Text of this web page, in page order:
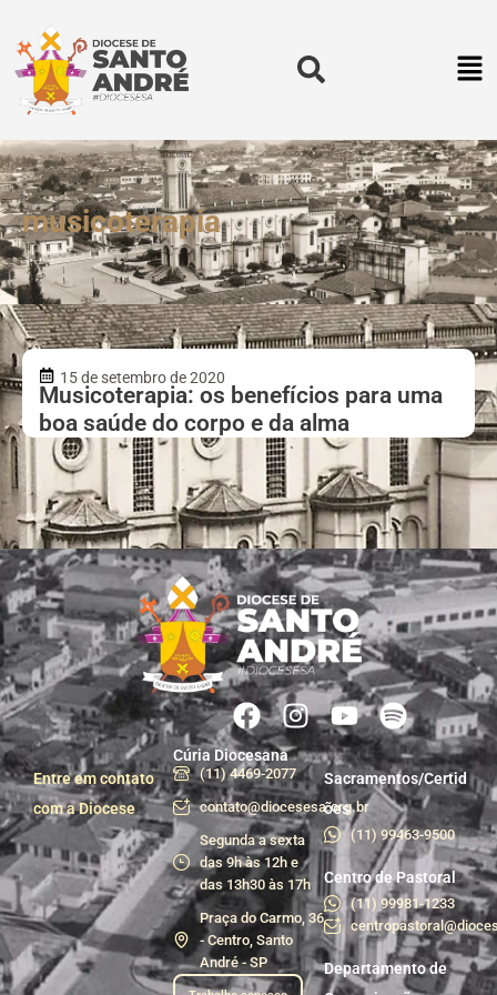
musicoterapia
15 de setembro de 2020
Musicoterapia: os benefícios para uma
boa saúde do corpo e da alma
Entre em contato
com a Diocese
Cúria Diocesana
(11) 4469-2077
contato@diocesesa.org.br
Segunda a sexta
das 9h às 12h e
das 13h30 às 17h
Praça do Carmo, 36
- Centro, Santo
André - SP
Sacramentos/Certid
ões
(11) 99463-9500
Centro de Pastoral
(11) 99981-1233
Departamento de